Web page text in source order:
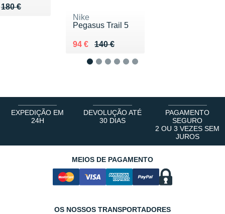
180 €180 €
€
Nike
Pegasus Trail 5
140 €
Au lieu de 140 €
94 €
Vendu 94 €
EXPEDIÇÃO EM
24H
DEVOLUÇÃO ATÉ
30 DIAS
PAGAMENTO
SEGURO
2 OU 3 VEZES SEM
JUROS
MEIOS DE PAGAMENTO
OS NOSSOS TRANSPORTADORES